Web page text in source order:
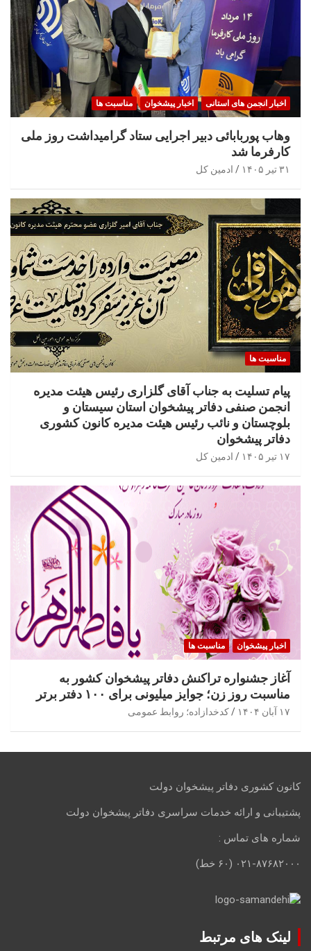
اخبار انجمن های استانی اخبار پیشخوان مناسبت ها
وهاب پوربابائی دبیر اجرایی ستاد گرامیداشت روز ملی
کارفرما شد
۳۱ تیر ۱۴۰۵ ادمین کل
مناسبت ها
پیام تسلیت به جناب آقای گلزاری رئیس هیئت مدیره
انجمن صنفی دفاتر پیشخوان استان سیستان و
بلوچستان و نائب رئیس هیئت مدیره کانون کشوری
دفاتر پیشخوان
۱۷ تیر ۱۴۰۵ ادمین کل
اخبار پیشخوان مناسبت ها
آغاز جشنواره تراکنش دفاتر پیشخوان کشور به
مناسبت روز زن؛ جوایز میلیونی برای ۱۰۰ دفتر برتر
۱۷ آبان ۱۴۰۴ کدخدازاده؛ روابط عمومی
کانون کشوری دفاتر پیشخوان دولت
پشتیبانی و ارائه خدمات سراسری دفاتر پیشخوان دولت
شماره های تماس :
۰۲۱-۸۷۶۸۲۰۰۰ (۶۰ خط)
لینک های مرتبط